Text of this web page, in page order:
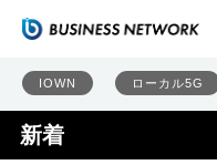
IOWN ローカル5G
新着